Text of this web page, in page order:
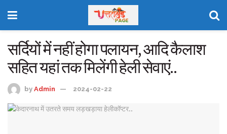
सर्दियों में नहीं होगा पलायन, आदि कैलाश
सहित यहां तक मिलेंगी हेली सेवाएं..
by Admin 2024-02-22